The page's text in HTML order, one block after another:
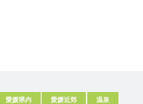
愛媛県内 愛媛近郊 温泉